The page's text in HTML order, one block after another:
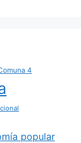
4
popular